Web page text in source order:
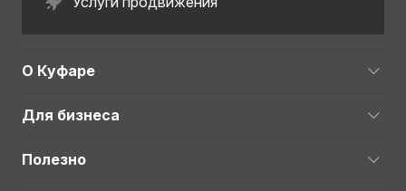
О Куфаре
Для бизнеса
Полезно